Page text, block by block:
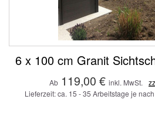
6 x 100 cm Granit
Ab 119,00 € inkl. MwSt.
Lieferzeit: ca. 15 - 35 Arbeitstage je